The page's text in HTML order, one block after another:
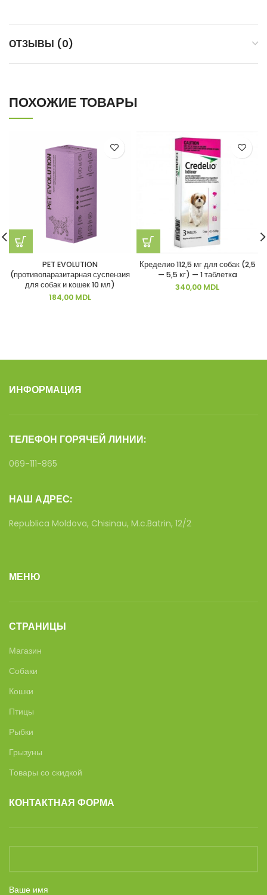
ОТЗЫВЫ (0)
ПОХОЖИЕ ТОВАРЫ
PET EVOLUTION
(противопаразитарная суспензия
для собак и кошек 10 мл)
184,00 MDL
Кределио 112,5 мг для собак (2,5
— 5,5 кг) — 1 таблеткa
340,00 MDL
ИНФОРМАЦИЯ
ТЕЛЕФОН ГОРЯЧЕЙ ЛИНИИ:
069-111-865
НАШ АДРЕС:
Republica Moldova, Chisinau, M.c.Batrin, 12/2
МЕНЮ
СТРАНИЦЫ
Магазин
Собаки
Кошки
Птицы
Рыбки
Грызуны
Товары со скидкой
КОНТАКТНАЯ ФОРМА
Ваше имя